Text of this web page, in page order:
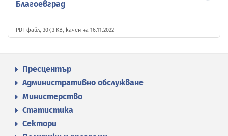
Благоевград
PDF файл, 307,3 KB, качен на 16.11.2022
Пресцентър
Административно обслужване
Министерство
Статистика
Сектори